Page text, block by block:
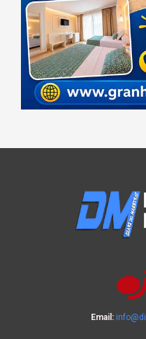
Email: